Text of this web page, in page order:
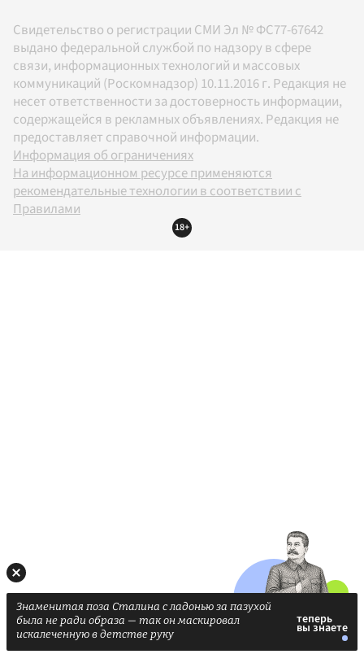
Свидетельство о регистрации СМИ Эл № ФС77-67642
выдано федеральной службой по надзору в сфере
связи, информационных технологий и массовых
коммуникаций (Роскомнадзор) 10.11.2016 г. Редакция не
несет ответственности за достоверность информации,
содержащейся в рекламных объявлениях. Редакция не
предоставляет справочной информации.
Информация об ограничениях
На информационном ресурсе применяются
рекомендательные технологии в соответствии с
Правилами
18+
Знаменитая поза Сталина с ладонью за пазухой
была не ради образа — так он маскировал
искалеченную в детстве руку